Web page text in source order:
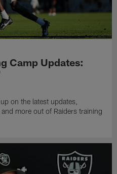
Camp Updates:
on the latest updates,
more out of Raiders training